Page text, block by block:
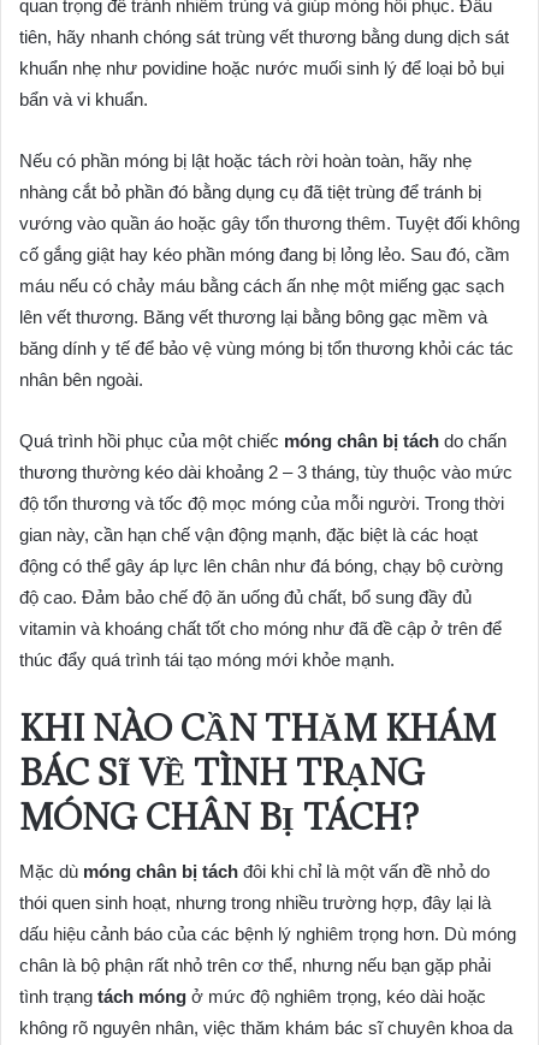
quan trọng để tránh nhiễm trùng và giúp móng hồi phục. Đầu
tiên, hãy nhanh chóng sát trùng vết thương bằng dung dịch sát
khuẩn nhẹ như povidine hoặc nước muối sinh lý để loại bỏ bụi
bẩn và vi khuẩn.
Nếu có phần móng bị lật hoặc tách rời hoàn toàn, hãy nhẹ
nhàng cắt bỏ phần đó bằng dụng cụ đã tiệt trùng để tránh bị
vướng vào quần áo hoặc gây tổn thương thêm. Tuyệt đối không
cố gắng giật hay kéo phần móng đang bị lỏng lẻo. Sau đó, cầm
máu nếu có chảy máu bằng cách ấn nhẹ một miếng gạc sạch
lên vết thương. Băng vết thương lại bằng bông gạc mềm và
băng dính y tế để bảo vệ vùng móng bị tổn thương khỏi các tác
nhân bên ngoài.
Quá trình hồi phục của một chiếc móng chân bị tách do chấn
thương thường kéo dài khoảng 2 – 3 tháng, tùy thuộc vào mức
độ tổn thương và tốc độ mọc móng của mỗi người. Trong thời
gian này, cần hạn chế vận động mạnh, đặc biệt là các hoạt
động có thể gây áp lực lên chân như đá bóng, chạy bộ cường
độ cao. Đảm bảo chế độ ăn uống đủ chất, bổ sung đầy đủ
vitamin và khoáng chất tốt cho móng như đã đề cập ở trên để
thúc đẩy quá trình tái tạo móng mới khỏe mạnh.
KHI NÀO CẦN THĂM KHÁM
BÁC SĨ VỀ TÌNH TRẠNG
MÓNG CHÂN BỊ TÁCH?
Mặc dù móng chân bị tách đôi khi chỉ là một vấn đề nhỏ do
thói quen sinh hoạt, nhưng trong nhiều trường hợp, đây lại là
dấu hiệu cảnh báo của các bệnh lý nghiêm trọng hơn. Dù móng
chân là bộ phận rất nhỏ trên cơ thể, nhưng nếu bạn gặp phải
tình trạng tách móng ở mức độ nghiêm trọng, kéo dài hoặc
không rõ nguyên nhân, việc thăm khám bác sĩ chuyên khoa da